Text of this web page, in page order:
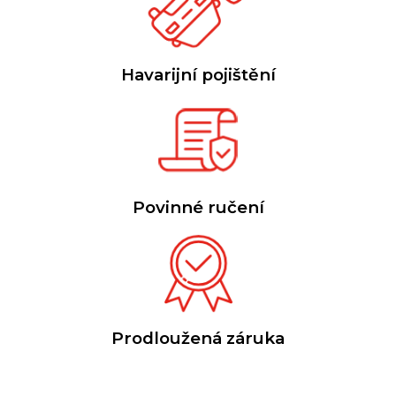
Havarijní pojištění
Povinné ručení
Prodloužená záruka